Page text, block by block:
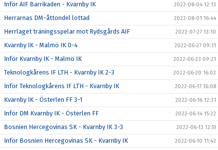
Inför AIF Barrikaden - Kvarnby IK 2022-08-04 12:13
Herrarnas DM-åttondel lottad 2022-08-01 16:44
Herrlaget träningsspelar mot Rydsgårds AIF 2022-07-27 13:10
Kvarnby IK - Malmö IK 0-4 2022-06-27 09:11
Inför Kvarnby IK - Malmö IK 2022-06-23 09:21
Teknologkårens IF LTH - Kvarnby IK 2-3 2022-06-20 16:02
Inför Teknologkårens IF LTH - Kvarnby IK 2022-06-17 16:08
Kvarnby IK - Österlen FF 3-1 2022-06-16 12:31
Inför DM Kvarnby IK - Österlen FF 2022-06-14 15:22
Bosnien Hercegovinas SK - Kvarnby IK 3-3 2022-06-13 12:51
Inför Bosnien Hercegovinas SK - Kvarnby IK 2022-06-10 11:42